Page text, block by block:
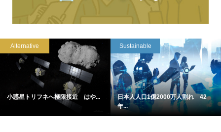
Alternative
小惑星トリフネへ極限接近 はや...
Sustainable
日本人人口1億2000万人割れ 42
年...